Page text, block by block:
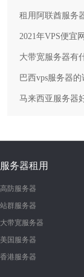
租用阿联酋服务
2021年VPS便宜
巴西vps服务器
马来西亚服务器
服务器租用
高防服务器
站群服务器
大带宽服务器
美国服务器
香港服务器